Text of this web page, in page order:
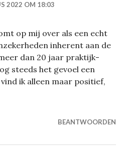
2022 OM 18:03
op mij over als een echt
inherent aan de
dan 20 jaar praktijk-
steeds het gevoel een
ik alleen maar positief,
BEANTWOORDEN